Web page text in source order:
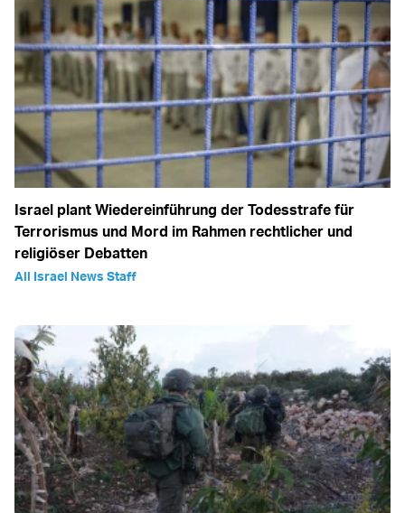
Israel plant Wiedereinführung der Todesstrafe für
Terrorismus und Mord im Rahmen rechtlicher und
religiöser Debatten
All Israel News Staff